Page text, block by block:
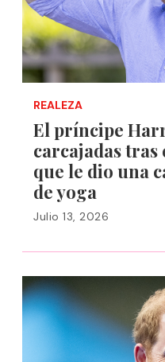
REALEZA
El príncipe
carcajadas tras
que le dio una
de yoga
Julio 13, 2026